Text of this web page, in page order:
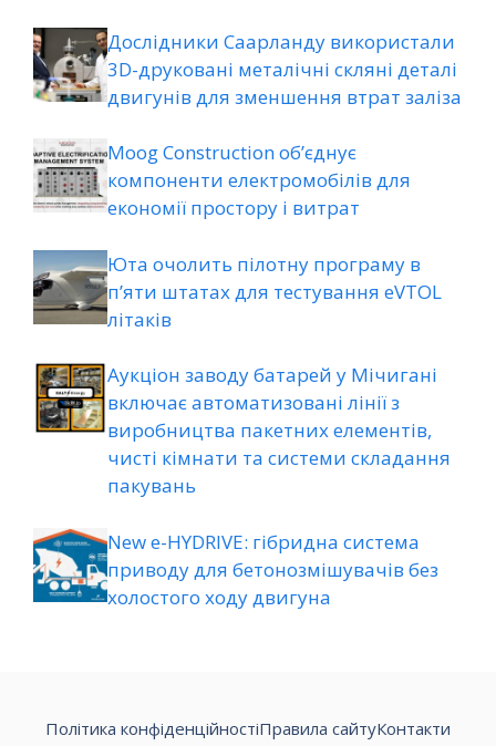
Дослідники Саарланду використали
3D-друковані металічні скляні деталі
двигунів для зменшення втрат заліза
Moog Construction об’єднує
компоненти електромобілів для
економії простору і витрат
Юта очолить пілотну програму в
п’яти штатах для тестування eVTOL
літаків
Аукціон заводу батарей у Мічигані
включає автоматизовані лінії з
виробництва пакетних елементів,
чисті кімнати та системи складання
пакувань
New e-HYDRIVE: гібридна система
приводу для бетонозмішувачів без
холостого ходу двигуна
Політика конфіденційностіПравила сайтуКонтакти